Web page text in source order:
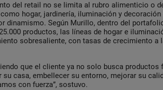
del retail no se limita al rubro alimenticio o
hogar, jardinería, iluminación y
dinamismo. Según Murillo, dentro del
productos, las líneas de hogar e
sobresaliente, con tasas de crecimiento a
que el cliente ya no solo busca productos
su casa, embellecer su entorno, mejorar su
con fuerza”, sostuvo.